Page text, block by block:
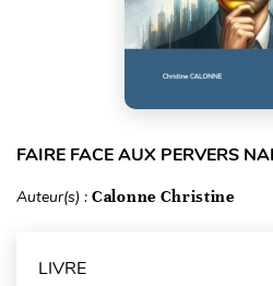
FAIRE FACE AUX PERVERS
Auteur(s) : Calonne Christine
LIVRE